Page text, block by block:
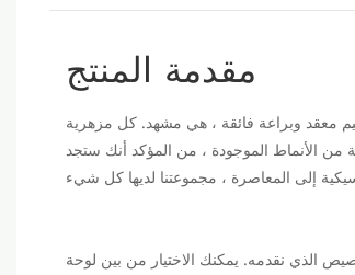
مقدمة المنتج
معقد وبراعة فائقة ، هي مشهد. كل مزهرية
الأنماط الموجودة ، من المؤكد أنك ستجد
الذي نقدمه. يمكنك الاختيار من بين لوحة